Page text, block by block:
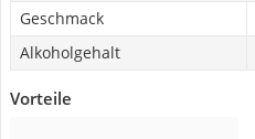
Geschmack
Alkoholgehalt
Vorteile